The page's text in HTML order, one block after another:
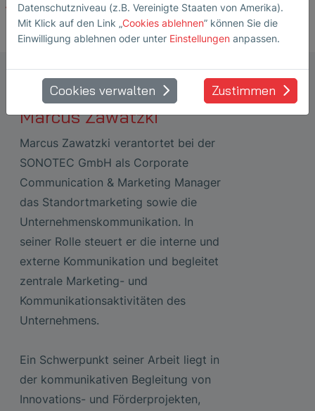
Zurück zur Übersicht
Unternehmenskommunikation und
Marketing
Marcus Zawatzki
Marcus Zawatzki verantortet bei der
SONOTEC GmbH als Corporate
Communication & Marketing Manager
das Standortmarketing sowie die
Unternehmenskommunikation. In
seiner Rolle steuert er die interne und
externe Kommunikation und begleitet
zentrale Marketing- und
Kommunikationsaktivitäten des
Unternehmens.
Ein Schwerpunkt seiner Arbeit liegt in
der kommunikativen Begleitung von
Innovations- und Förderprojekten,
Datenschutzniveau (z.B. Vereinigte Staaten von Amerika).
Mit Klick auf den Link „Cookies ablehnen” können Sie die
Einwilligung ablehnen oder unter Einstellungen anpassen.
Cookies verwalten Zustimmen